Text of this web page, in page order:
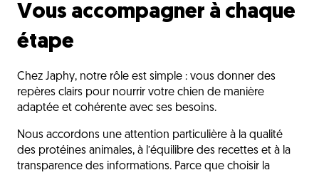
Vous accompagner à chaque
étape
Chez Japhy, notre rôle est simple : vous donner des
repères clairs pour nourrir votre chien de manière
adaptée et cohérente avec ses besoins.
Nous accordons une attention particulière à la qualité
des protéines animales, à l’équilibre des recettes et à la
transparence des informations. Parce que choisir la